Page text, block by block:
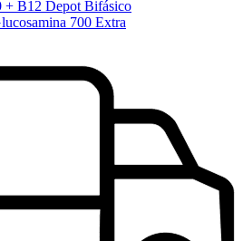
+ B12 Depot Bifásico
700 Extra